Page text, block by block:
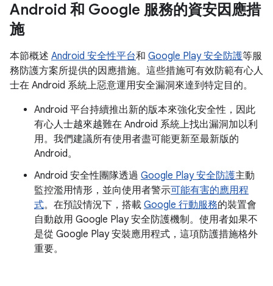
Android 和 Google 服務的資安因應措
施
本節概述 Android 安全性平台和 Google Play 安全防護等服
務防護方案所提供的因應措施。這些措施可有效防範有心人
士在 Android 系統上惡意運用安全漏洞來達到特定目的。
Android 平台持續推出新的版本來強化安全性，因此
有心人士越來越難在 Android 系統上找出漏洞加以利
用。我們建議所有使用者盡可能更新至最新版的
Android。
Android 安全性團隊透過 Google Play 安全防護主動
監控濫用情形，並向使用者警示可能有害的應用程
式。在預設情況下，搭載 Google 行動服務的裝置會
自動啟用 Google Play 安全防護機制。使用者如果不
是從 Google Play 安裝應用程式，這項防護措施格外
重要。